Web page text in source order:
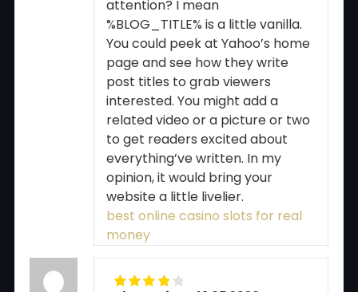
attention? I mean
%BLOG_TITLE% is a little vanilla.
You could peek at Yahoo’s home
page and see how they write
post titles to grab viewers
interested. You might add a
related video or a picture or two
to get readers excited about
everything’ve written. In my
opinion, it would bring your
website a little livelier.
best online casino slots for real
money